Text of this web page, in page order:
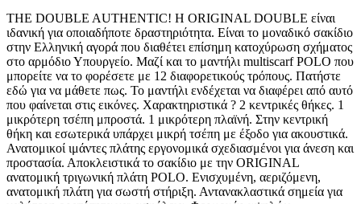
THE DOUBLE AUTHENTIC! Η ORIGINAL DOUBLE είναι
ιδανική για οποιαδήποτε δραστηριότητα. Είναι τo μοναδικό σακίδιο
στην Ελληνική αγορά που διαθέτει επίσημη κατοχύρωση σχήματος
στο αρμόδιο Υπουργείο. Μαζί και το μαντήλι multiscarf POLO που
μπορείτε να το φορέσετε με 12 διαφορετικούς τρόπους. Πατήστε
εδώ για να μάθετε πως. Το μαντήλι ενδέχεται να διαφέρει από αυτό
που φαίνεται στις εικόνες. Χαρακτηριστικά ? 2 κεντρικές θήκες. 1
μικρότερη τσέπη μπροστά. 1 μικρότερη πλαϊνή. Στην κεντρική
θήκη και εσωτερικά υπάρχει μικρή τσέπη με έξοδο για ακουστικά.
Ανατομικοί ιμάντες πλάτης εργονομικά σχεδιασμένοι για άνεση και
προστασία. Αποκλειστικά το σακίδιο με την ORIGINAL
ανατομική τριγωνική πλάτη POLO. Ενισχυμένη, αεριζόμενη,
ανατομική πλάτη για σωστή στήριξη. Αντανακλαστικά σημεία για